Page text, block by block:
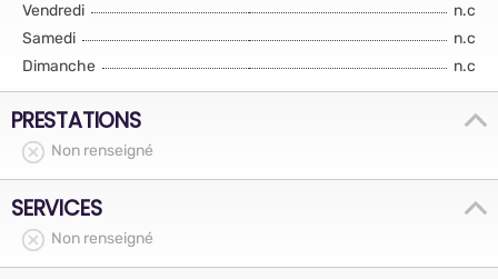
Vendredi
n.c
Samedi
n.c
Dimanche
n.c
PRESTATIONS
Non renseigné
SERVICES
Non renseigné